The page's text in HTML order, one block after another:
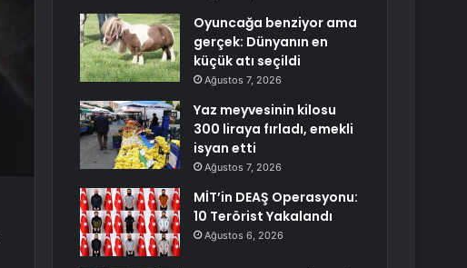
Oyuncağa benziyor ama
gerçek: Dünyanın en
küçük atı seçildi
Ağustos 7, 2026
Yaz meyvesinin kilosu
300 liraya fırladı, emekli
isyan etti
Ağustos 7, 2026
MİT’in DEAŞ Operasyonu:
10 Terörist Yakalandı
Ağustos 6, 2026